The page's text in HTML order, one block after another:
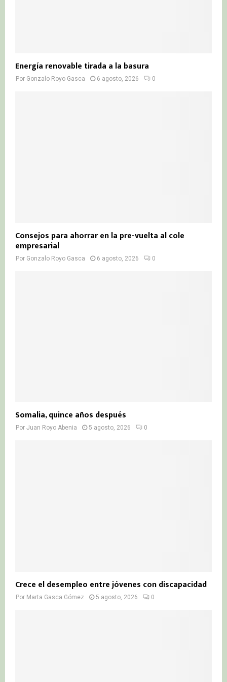
Energía renovable tirada a la basura
Por Gonzalo Royo Gasca 6 agosto, 2026 0
Consejos para ahorrar en la pre-vuelta al cole
empresarial
Por Gonzalo Royo Gasca 6 agosto, 2026 0
Somalia, quince años después
Por Juan Royo Abenia 5 agosto, 2026 0
Crece el desempleo entre jóvenes con discapacidad
Por Marta Gasca Gómez 5 agosto, 2026 0